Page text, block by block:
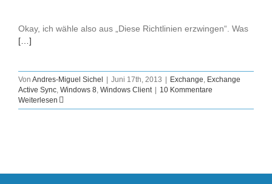
Okay, ich wähle also aus „Diese Richtlinien erzwingen“. Was
[…]
Von Andres-Miguel Sichel Juni 17th, 2013 Exchange, Exchange
Active Sync, Windows 8, Windows Client
10 Kommentare
Weiterlesen